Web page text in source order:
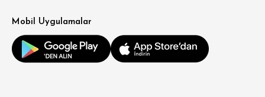
Mobil Uygulamalar